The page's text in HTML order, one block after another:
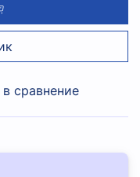
сравнение